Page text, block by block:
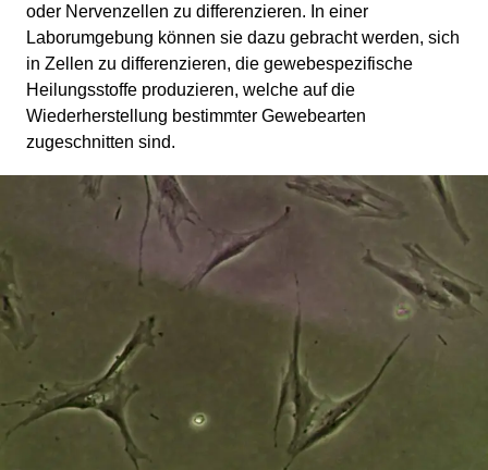
oder Nervenzellen zu differenzieren. In einer
Laborumgebung können sie dazu gebracht werden, sich
in Zellen zu differenzieren, die gewebespezifische
Heilungsstoffe produzieren, welche auf die
Wiederherstellung bestimmter Gewebearten
zugeschnitten sind.